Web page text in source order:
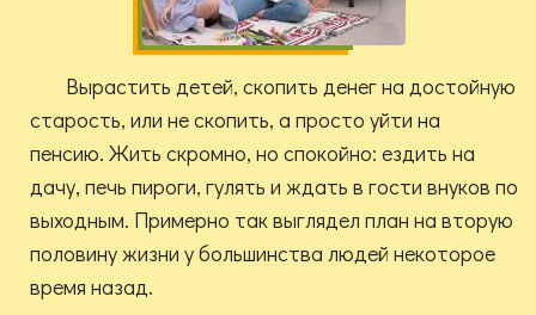
Вырастить детей, скопить денег на достойную
старость, или не скопить, а просто уйти на
пенсию. Жить скромно, но спокойно: ездить на
дачу, печь пироги, гулять и ждать в гости внуков по
выходным. Примерно так выглядел план на вторую
половину жизни у большинства людей некоторое
время назад.